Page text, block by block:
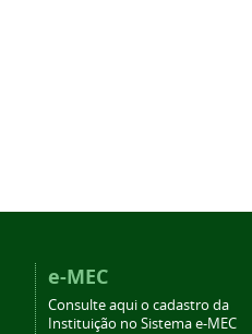
e-MEC
Consulte aqui o cadastro da
Instituição no Sistema e-MEC